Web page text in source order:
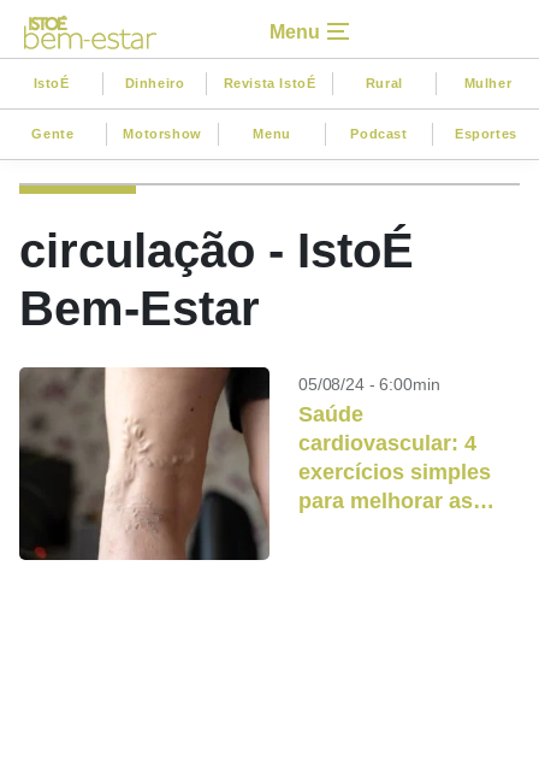
Menu
IstoÉ Dinheiro Revista IstoÉ Rural Mulher
Gente Motorshow Menu Podcast Esportes
circulação - IstoÉ
Bem-Estar
05/08/24 - 6:00min
Saúde
cardiovascular: 4
exercícios simples
para melhorar as